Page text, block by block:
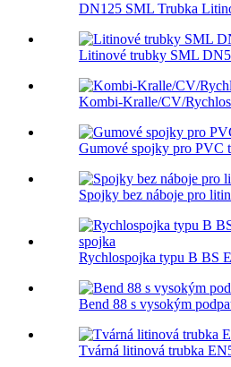
DN125 SML Trubka
Litinové trubky SML
Kombi-Kralle/CV/
Gumové spojky pro PVC
Spojky bez náboje pro
Rychlospojka typu B BS
Bend 88 s vysokým
Tvárná litinová trubka